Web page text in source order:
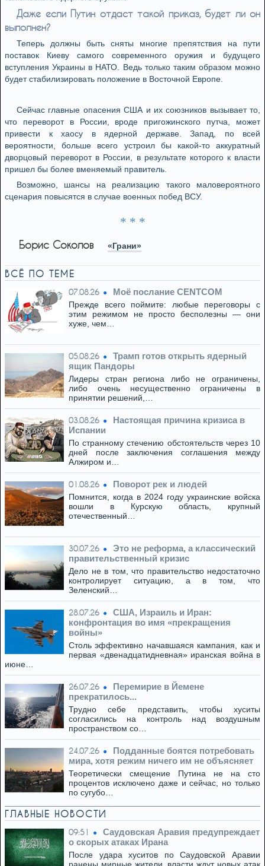
Даже если Путин отдаст такой приказ, будет ли он
выполнен?
Теперь должны быть сняты многие препятствия на пути
поставок Киеву самого современного оружия и будущего
вступления Украины в НАТО. Ведь только таким образом можно
будет стабилизировать положение в Восточной Европе.
Сейчас главные опасения США и их союзников вызывает то,
что переворот в России, вроде пригожинского путча, может
привести к хаосу в ядерной державе. Запад, по всей
вероятности, больше всего устроил бы какой-то аккуратный
дворцовый переворот в России, в результате которого к власти
пришел бы более вменяемый правитель.
Возможно, шансы на реализацию такого маловероятного
сценария повысятся в случае военных побед ВСУ.
* * *
Борис Соколов «Грани»
ВСЁ ПО ТЕМЕ
07.08.26 Моё послание CENTCOM
Прежде всего поймите: любые переговоры с
этим режимом не просто бесполезны — они
хуже, чем…
05.08.26
Трамп готов открыть ядерный
ящик Пандоры
Лидеры стран региона либо не ограничены,
либо очень несущественно ограничены в
принятии решений,…
03.08.26
Настоящая причина кризиса в
Испании
По странному стечению обстоятельств через 10
дней после заключения соглашения между
Алжиром и…
01.08.26 Поворот рек и людей
Помнится, когда в 2024 году украинские войска
вошли в Курскую область, крупный
отечественный…
30.07.26
Это не реформа, а классический
правительственный кризис
Дело не в том, что правительство недостаточно
контролирует ситуацию, а в том, что
Зеленский…
28.07.26
США, Израиль и Иран:
конфронтация во имя «прекращения
войны»
Столь эффективно начавшаяся кампания, как и
первая «двенадцатидневная» иранская война в
июне…
26.07.26
Перемирие в Йемене
прекратилось...
Трудно себе представить, чтобы хуситы
согласились на контроль над воздушным
пространством со…
24.07.26
Подданные боятся потребовать
мира, хотя режим ничего им не объясняет
Теоретически смещение Путина не на сто
процентов исключено даже и сейчас, но только
по сугубо…
ГЛАВНЫЕ НОВОСТИ
09:51
Саудовская Аравия предупреждает
о скорых атаках Ирана
После удара хуситов по Саудовской Аравии